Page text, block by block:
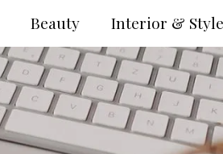
Interior & Style
Beauty